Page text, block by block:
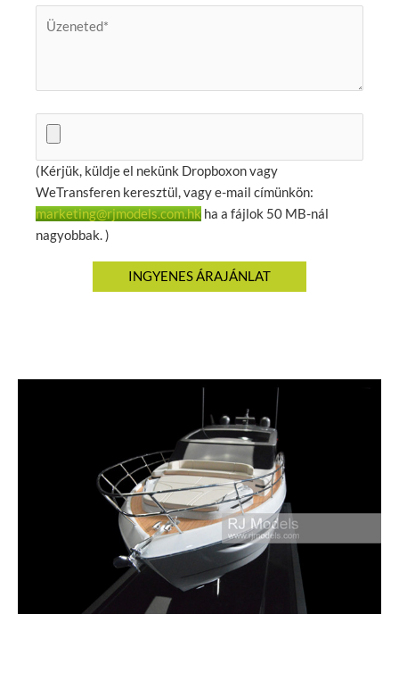
(Kérjük, küldje el nekünk Dropboxon vagy
WeTransferen keresztül, vagy e-mail címünkön:
marketing@rjmodels.com.hk ha a fájlok 50 MB-nál
nagyobbak. )